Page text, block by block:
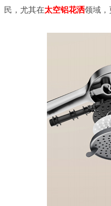
民，尤其在太空铝花洒领域